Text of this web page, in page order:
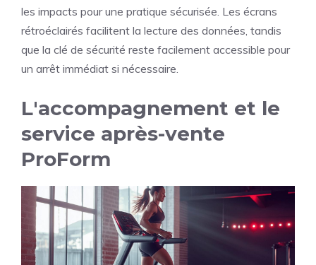
les impacts pour une pratique sécurisée. Les écrans
rétroéclairés facilitent la lecture des données, tandis
que la clé de sécurité reste facilement accessible pour
un arrêt immédiat si nécessaire.
L'accompagnement et le
service après-vente
ProForm